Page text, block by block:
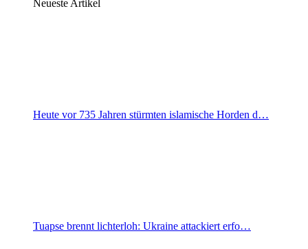
Neueste Artikel
Heute vor 735 Jahren stürmten islamische Horden d…
Tuapse brennt lichterloh: Ukraine attackiert erfo…